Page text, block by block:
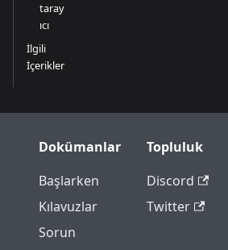
taray
ıcı
İlgili
İçerikler
Dokümanlar
Başlarken
Kılavuzlar
Sorun
Topluluk
Discord
Twitter